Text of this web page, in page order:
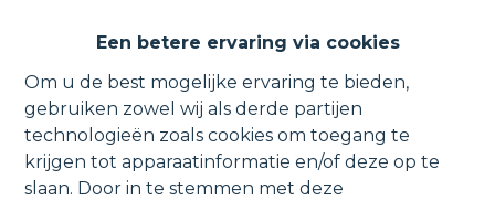
Een betere ervaring via cookies
Om u de best mogelijke ervaring te bieden,
gebruiken zowel wij als derde partijen
technologieën zoals cookies om toegang te
krijgen tot apparaatinformatie en/of deze op te
slaan. Door in te stemmen met deze
Ruim, zopas gerenoveerd loft-
appartement in het centrum.
Molenstraat 2a 201, 1840 Londerzeel